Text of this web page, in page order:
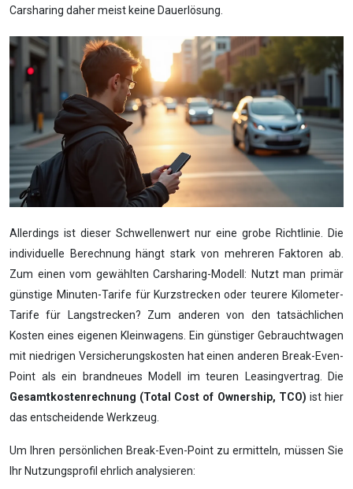
Carsharing daher meist keine Dauerlösung.
Allerdings ist dieser Schwellenwert nur eine grobe Richtlinie. Die
individuelle Berechnung hängt stark von mehreren Faktoren ab.
Zum einen vom gewählten Carsharing-Modell: Nutzt man primär
günstige Minuten-Tarife für Kurzstrecken oder teurere Kilometer-
Tarife für Langstrecken? Zum anderen von den tatsächlichen
Kosten eines eigenen Kleinwagens. Ein günstiger Gebrauchtwagen
mit niedrigen Versicherungskosten hat einen anderen Break-Even-
Point als ein brandneues Modell im teuren Leasingvertrag. Die
Gesamtkostenrechnung (Total Cost of Ownership, TCO) ist hier
das entscheidende Werkzeug.
Um Ihren persönlichen Break-Even-Point zu ermitteln, müssen Sie
Ihr Nutzungsprofil ehrlich analysieren: